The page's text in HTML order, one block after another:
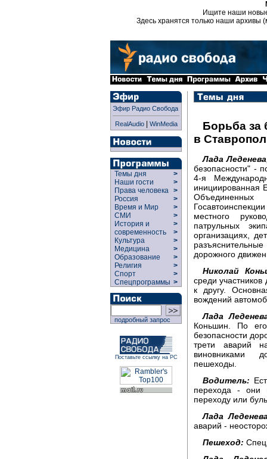
Ищите наши
Здесь хранятся только наши архивы
Эфир Радио Свобода
RealAudio| WinMedia
Темы дня
>
Наши гости
>
Права человека >
Россия
>
Время и Мир
>
СМИ
>
История и
современность
>
>
Культура
>
Медицина
>
Образование
>
Религия
>
Спорт
>
Спецпрограммы >
подробный запрос
Поставьте ссылку на РС
Борьба за
в
Лада Леденева
безопасности" -
4-я
инициированная
местного
патрульных
организациях,
дорожного
Николай
среди
к другу.
вождений
Лада
Коньшин. По
безопасности
трети аварий
виновниками
пешеходы.
Водитель:
перехода - они
переходу или
Лада
аварий -
Пешеход: